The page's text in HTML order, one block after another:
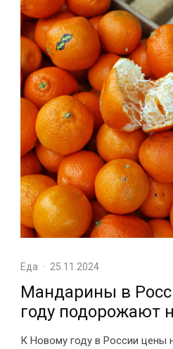
Еда · 25.11.2024
Мандарины в
году подорожают
К Новому году в России цены